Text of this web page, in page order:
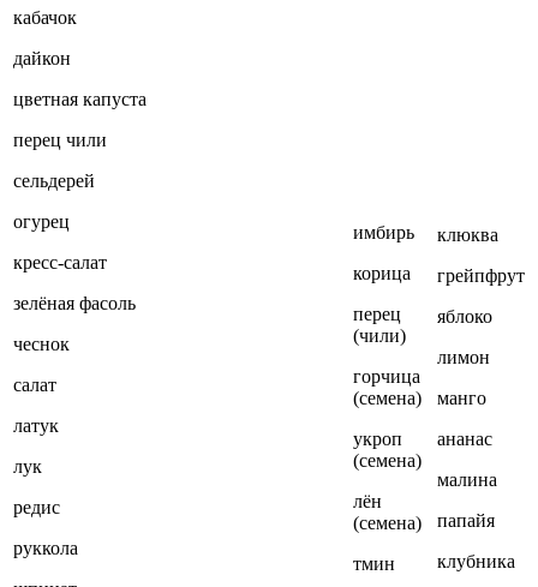
кабачок
дайкон
цветная капуста
перец чили
сельдерей
огурец
кресс-салат
зелёная фасоль
чеснок
салат
латук
лук
редис
руккола
имбирь
корица
перец
(чили)
горчица
(семена)
укроп
(семена)
лён
(семена)
тмин
клюква
грейпфрут
яблоко
лимон
манго
ананас
малина
папайя
клубника